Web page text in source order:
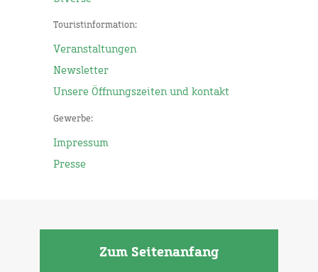
Touristinformation:
Veranstaltungen
Newsletter
Unsere Öffnungszeiten und kontakt
Gewerbe:
Impressum
Presse
Zum Seitenanfang